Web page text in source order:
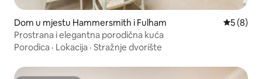
Dom u mjestu Hammersmith i Fulham
5 (8)
Prostrana i elegantna porodična kuća
Porodica · Lokacija · Stražnje dvorište